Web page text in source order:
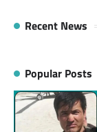
Recent News
Popular Posts